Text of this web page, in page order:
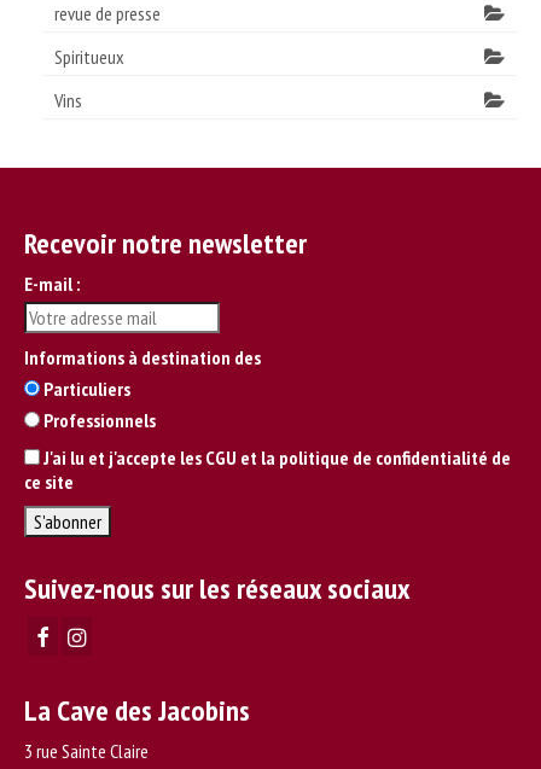
revue de presse
Spiritueux
Vins
Recevoir notre newsletter
E-mail :
Informations à destination des
Particuliers
Professionnels
J'ai lu et j'accepte les CGU et la politique de confidentialité de
ce site
Suivez-nous sur les réseaux sociaux
La Cave des Jacobins
3 rue Sainte Claire